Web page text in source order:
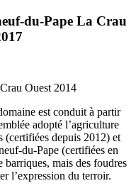
du-Pape La Crau
est conduit à partir
adopté l’agriculture
(certifiées depuis 2012) et
du-Pape (certifiées en
mais des foudres
l’expression du terroir.